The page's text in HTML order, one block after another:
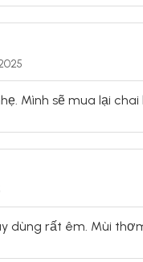
Mình sẽ mua lại chai
dùng rất êm. Mùi